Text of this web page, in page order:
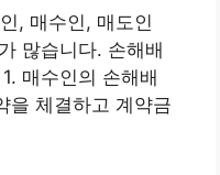
, 매수인, 매도인
많습니다. 손해배
매수인의 손해배
을 체결하고 계약금